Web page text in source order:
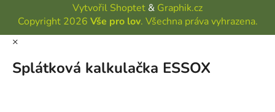
Vytvořil Shoptet & Graphik.cz
Copyright 2026 Vše pro lov. Všechna práva vyhrazena.
×
Splátková kalkulačka ESSOX